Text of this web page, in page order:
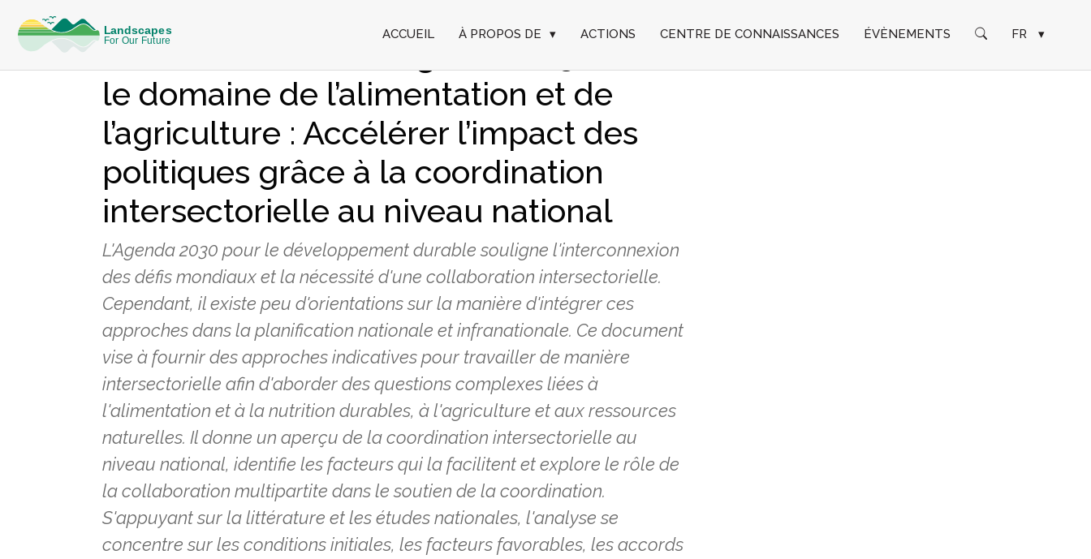
ACCUEIL À PROPOS DE ▾ ACTIONS CENTRE DE CONNAISSANCES ÉVÈNEMENTS FR ▾
Mise en œuvre de l’Agenda 2030 dans
le domaine de l’alimentation et de
l’agriculture : Accélérer l’impact des
politiques grâce à la coordination
intersectorielle au niveau national
L'Agenda 2030 pour le développement durable souligne l'interconnexion
des défis mondiaux et la nécessité d'une collaboration intersectorielle.
Cependant, il existe peu d'orientations sur la manière d'intégrer ces
approches dans la planification nationale et infranationale. Ce document
vise à fournir des approches indicatives pour travailler de manière
intersectorielle afin d'aborder des questions complexes liées à
l'alimentation et à la nutrition durables, à l'agriculture et aux ressources
naturelles. Il donne un aperçu de la coordination intersectorielle au
niveau national, identifie les facteurs qui la facilitent et explore le rôle de
la collaboration multipartite dans le soutien de la coordination.
S'appuyant sur la littérature et les études nationales, l'analyse se
concentre sur les conditions initiales, les facteurs favorables, les accords